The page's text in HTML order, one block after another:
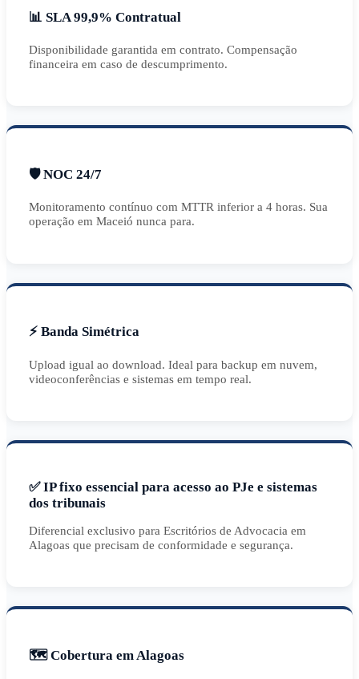
📊 SLA 99,9% Contratual
Disponibilidade garantida em contrato. Compensação
financeira em caso de descumprimento.
🛡️ NOC 24/7
Monitoramento contínuo com MTTR inferior a 4 horas. Sua
operação em Maceió nunca para.
⚡ Banda Simétrica
Upload igual ao download. Ideal para backup em nuvem,
videoconferências e sistemas em tempo real.
✅ IP fixo essencial para acesso ao PJe e sistemas
dos tribunais
Diferencial exclusivo para Escritórios de Advocacia em
Alagoas que precisam de conformidade e segurança.
🗺️ Cobertura em Alagoas